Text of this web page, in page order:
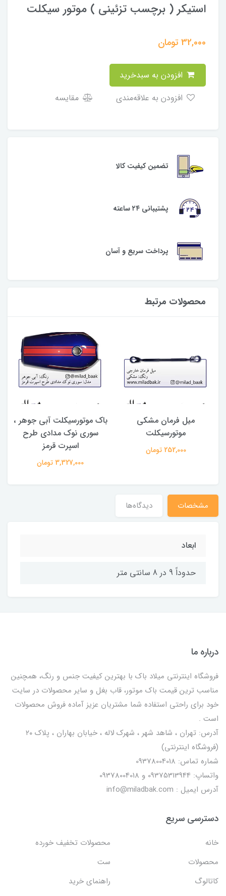
استیکر ( برچسب تزئینی ) موتور سیکلت
32,000تومان
مقایسه
تضمین کیفیت کالا
پشتیبانی ۲۴ ساعته
پرداخت سریع و آسان
محصولات مرتبط
میل فرمان مشکی
موتورسیکلت
252,000 تومان
باک موتورسیکلت آبی جوهر ،
سوری نوک مدادی طرح
اسپرت قرمز
3,327,000 تومان
مشخصات دیدگاه‌ها
ابعاد
حدوداً 9 در 8 سانتی متر
درباره ما
فروشگاه اینترنتی میلاد باک با بهترین کیفیت جنس و رنگ، همچنین
مناسب ترین قیمت باک موتور، قاب بغل و سایر محصولات در سایت
خود برای راحتی استفاده شما مشتریان عزیز آماده فروش محصولات
است .
آدرس: تهران ، شاهد شهر ، شهرک لاله ، خیابان بهاران ، پلاک ۲۰
(فروشگاه اینترنتی)
شماره تماس: 09378004018
واتساپ: 09375313944 و 09378004018
آدرس ایمیل : info@miladbak.com
دسترسی سریع
خانه
محصولات تخفیف خورده
محصولات
ست
کاتالوگ
راهنمای خرید